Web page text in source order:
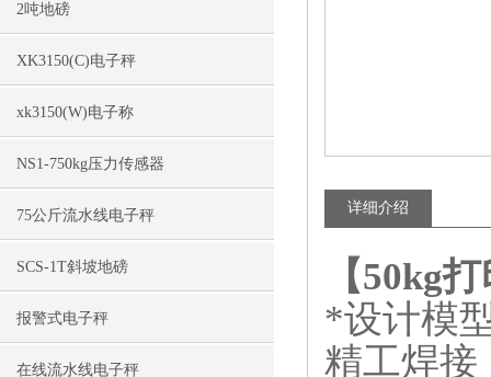
2吨地磅
XK3150(C)电子秤
xk3150(W)电子称
NS1-750kg压力传感器
75公斤流水线电子秤
SCS-1T斜坡地磅
报警式电子秤
在线流水线电子秤
详细介绍
【50kg
*设计模
精工焊接